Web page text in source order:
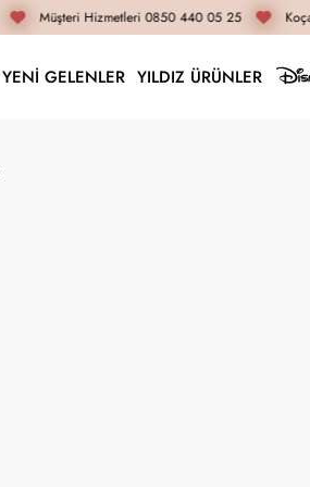
Müşteri Hizmetleri 0850 440 05 25
YENİ GELENLER YILDIZ ÜRÜNLER